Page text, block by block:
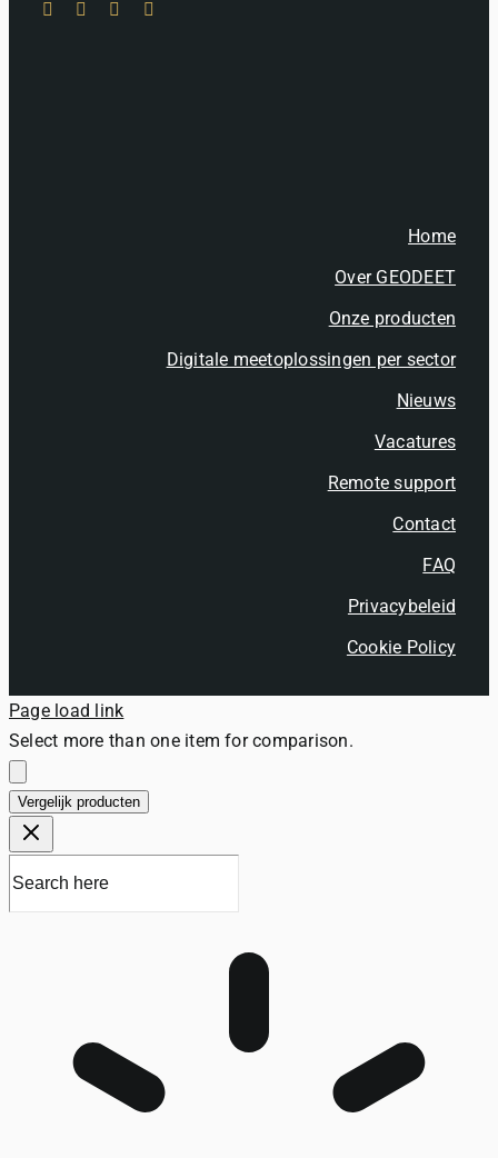
Home
Over GEODEET
Onze producten
Digitale meetoplossingen per sector
Nieuws
Vacatures
Remote support
Contact
FAQ
Privacybeleid
Cookie Policy
Page load link
Select more than one item for comparison.
Vergelijk producten